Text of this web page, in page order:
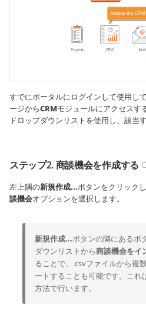
すでにポータルにログインして使用し
ージからCRMモジュールにアクセスす
ドロップダウンリストを使用し、該当
ステップ2. 商談機会を作成する
左上隅の新規作成...ボタンをクリック
談機会オプションを選択します。
新規作成...ボタンの隣にあるボ
ダウンリストから商談機会をイ
ることで、.csvファイルから複
ートすることも可能です。これ
方法で行います。